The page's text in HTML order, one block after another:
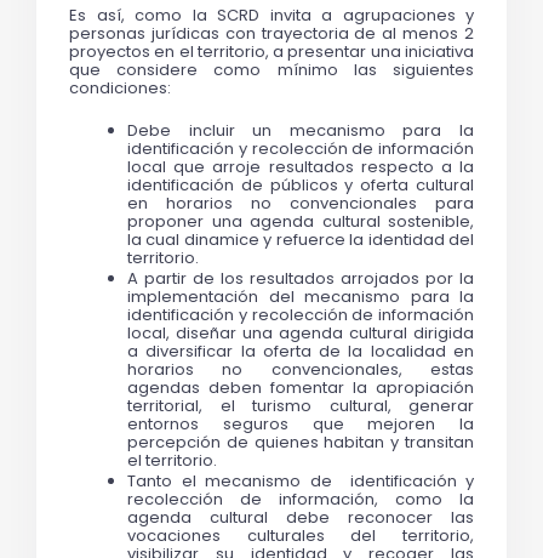
Es así, como la SCRD invita a agrupaciones y
personas jurídicas con trayectoria de al menos 2
proyectos en el territorio, a presentar una iniciativa
que considere como mínimo las siguientes
condiciones:
Debe incluir un mecanismo para la
identificación y recolección de información
local que arroje resultados respecto a la
identificación de públicos y oferta cultural
en horarios no convencionales para
proponer una agenda cultural sostenible,
la cual dinamice y refuerce la identidad del
territorio.
A partir de los resultados arrojados por la
implementación del mecanismo para la
identificación y recolección de información
local, diseñar una agenda cultural dirigida
a diversificar la oferta de la localidad en
horarios no convencionales, estas
agendas deben fomentar la apropiación
territorial, el turismo cultural, generar
entornos seguros que mejoren la
percepción de quienes habitan y transitan
el territorio.
Tanto el mecanismo de  identificación y
recolección de información, como la
agenda cultural debe reconocer las
vocaciones culturales del territorio,